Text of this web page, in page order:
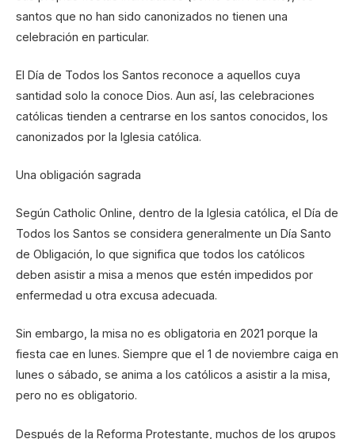
santos que no han sido canonizados no tienen una
celebración en particular.
El Día de Todos los Santos reconoce a aquellos cuya
santidad solo la conoce Dios. Aun así, las celebraciones
católicas tienden a centrarse en los santos conocidos, los
canonizados por la Iglesia católica.
Una obligación sagrada
Según Catholic Online, dentro de la Iglesia católica, el Día de
Todos los Santos se considera generalmente un Día Santo
de Obligación, lo que significa que todos los católicos
deben asistir a misa a menos que estén impedidos por
enfermedad u otra excusa adecuada.
Sin embargo, la misa no es obligatoria en 2021 porque la
fiesta cae en lunes. Siempre que el 1 de noviembre caiga en
lunes o sábado, se anima a los católicos a asistir a la misa,
pero no es obligatorio.
Después de la Reforma Protestante, muchos de los grupos